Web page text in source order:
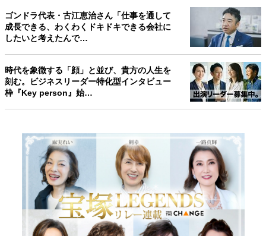
ゴンドラ代表・古江恵治さん「仕事を通して
成長できる、わくわくドキドキできる会社に
したいと考えたんで…
時代を象徴する「顔」と並び、貴方の人生を
刻む。ビジネスリーダー特化型インタビュー
枠『Key person』始…